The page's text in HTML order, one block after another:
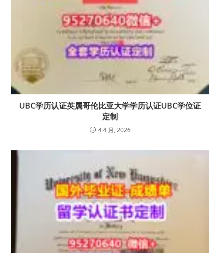
UBC学历认证英属哥伦比亚大学学历认证UBC学位证
定制
4 4 月, 2026